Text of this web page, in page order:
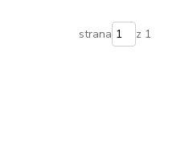
strana z 1